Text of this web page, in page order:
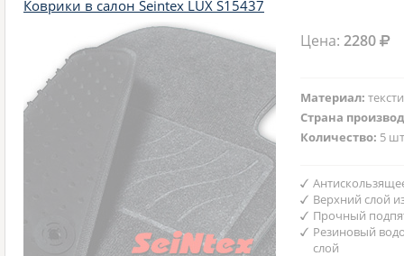
Коврики в салон Seintex LUX S15437
Цена:2280
Материал:
Страна
Количество: 5
Верхний слой
Прочный
Резиновый
слой